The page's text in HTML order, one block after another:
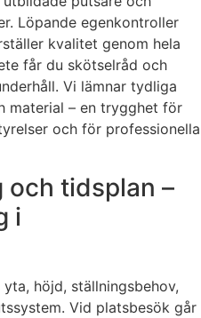
Löpande egenkontroller
kvalitet genom hela
får du skötselråd och
Vi lämnar tydliga
material – en trygghet för
och för professionella
och tidsplan –
i
höjd, ställningsbehov,
Vid platsbesök går